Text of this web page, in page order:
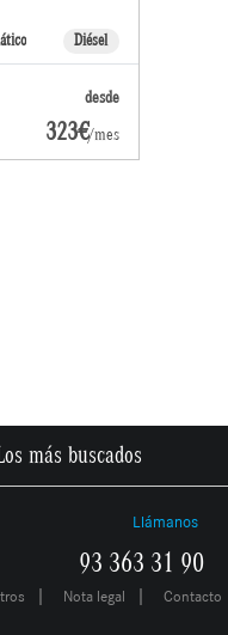
Diésel
desde
323€/mes
más buscados
Llámanos
93 363 31 90
| Nota legal | Contacto